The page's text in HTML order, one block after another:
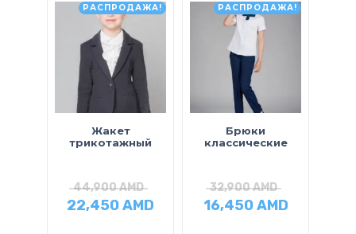
РАСПРОДАЖА!
Жакет
трикотажный
44,900AMD
22,450AMD
РАСПРОДАЖА!
Брюки
классические
32,900AMD
16,450AMD